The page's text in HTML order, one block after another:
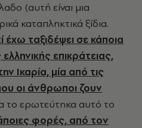
(αυτή είναι μια
καταπληκτικά ξίδια.
έχω ταξιδέψει σε κάποια
επικράτειας,
Ικαρία, μία από τις
οι άνθρωποι ζουν
το ερωτεύτηκα αυτό το
φορές, από τον